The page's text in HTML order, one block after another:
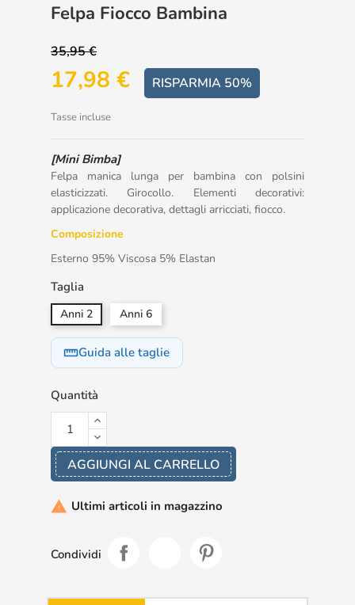
Felpa Fiocco Bambina
35,95 €
17,98 € RISPARMIA 50%
Tasse incluse
[Mini Bimba]
Felpa manica lunga per bambina con polsini
elasticizzati. Girocollo. Elementi decorativi:
applicazione decorativa, dettagli arricciati, fiocco.
Composizione
Esterno 95% Viscosa 5% Elastan
Taglia
Anni 2 Anni 6
straightenGuida alle taglie
Quantità
AGGIUNGI AL CARRELLO
 Ultimi articoli in magazzino
Condividi